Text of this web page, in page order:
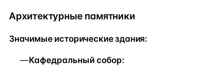
Архитектурные памятники
Значимые исторические здания:
Кафедральный собор: